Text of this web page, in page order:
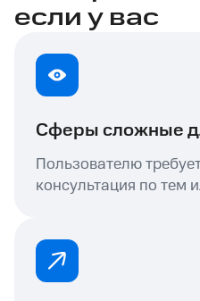
если у вас
Сферы сложные
Пользователю
консультация по тем